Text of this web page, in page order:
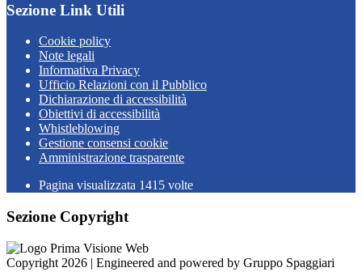
Sezione Link Utili
Cookie policy
Note legali
Informativa Privacy
Ufficio Relazioni con il Pubblico
Dichiarazione di accessibilità
Obiettivi di accessibilità
Whistleblowing
Gestione consensi cookie
Amministrazione trasparente
Pagina visualizzata 1415 volte
Sezione Copyright
Copyright 2026 | Engineered and powered by Gruppo Spaggiari